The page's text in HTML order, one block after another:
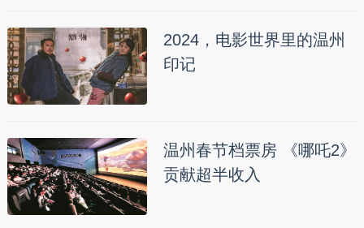
2024，电影世界里的温州
印记
温州春节档票房 《哪吒2》
贡献超半收入